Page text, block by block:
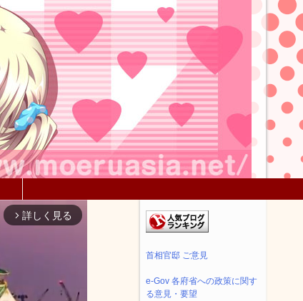
arrow_forward_ios 詳しく見る
首相官邸 ご意見
e-Gov 各府省への政策に関す
る意見・要望